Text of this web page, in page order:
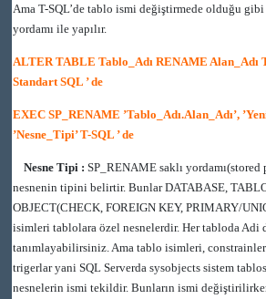
Ama T-SQL’de tablo ismi değiştirmede olduğu
yordamı ile yapılır.
ALTER TABLE Tablo_Adı RENAME Alan_Adı
Standart SQL ’ de
EXEC SP_RENAME ’Tablo_Adı.Alan_Adı’,
’Nesne_Tipi’ T-SQL ’ de
Nesne Tipi : SP_RENAME saklı
nesnenin tipini belirtir. Bunlar DATABASE,
OBJECT(CHECK, FOREIGN KEY, PRIMARY/
isimleri tablolara özel nesnelerdir. Her tabloda Adi
tanımlayabilirsiniz. Ama tablo isimleri, constrainler
trigerlar yani SQL Serverda sysobjects sistem
nesnelerin ismi tekildir. Bunların ismi